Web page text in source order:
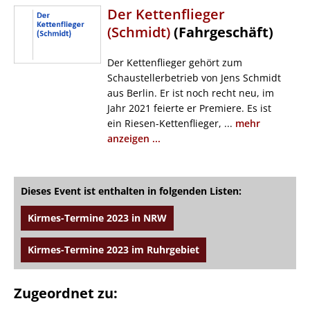
Der Kettenflieger
(Schmidt)(Fahrgeschäft)
Der Kettenflieger gehört zum
Schaustellerbetrieb von Jens Schmidt
aus Berlin. Er ist noch recht neu, im
Jahr 2021 feierte er Premiere. Es ist
ein Riesen-Kettenflieger, ... mehr
anzeigen ...
Dieses Event ist enthalten in folgenden Listen:
Kirmes-Termine 2023 in NRW
Kirmes-Termine 2023 im Ruhrgebiet
Zugeordnet zu: